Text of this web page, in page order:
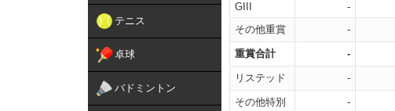
テニス
卓球
バドミントン
GIII
-
その他重賞
-
重賞合計 -
リステッド -
その他特別 -